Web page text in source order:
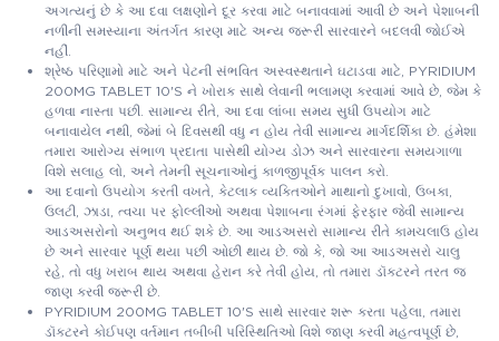
અગત્યનું છે કે આ દવા લક્ષણોને દૂર કરવા માટે બનાવવામાં આવી છે અને પેશાબની
નળીની સમસ્યાના અંતર્ગત કારણ માટે અન્ય જરૂરી સારવારને બદલવી જોઈએ
નહીં.
શ્રેષ્ઠ પરિણામો માટે અને પેટની સંભવિત અસ્વસ્થતાને ઘટાડવા માટે, PYRIDIUM
200MG TABLET 10'S ને ખોરાક સાથે લેવાની ભલામણ કરવામાં આવે છે, જેમ કે
હળવા નાસ્તા પછી. સામાન્ય રીતે, આ દવા લાંબા સમય સુધી ઉપયોગ માટે
બનાવાયેલ નથી, જેમાં બે દિવસથી વધુ ન હોય તેવી સામાન્ય માર્ગદર્શિકા છે. હંમેશા
તમારા આરોગ્ય સંભાળ પ્રદાતા પાસેથી યોગ્ય ડોઝ અને સારવારના સમયગાળા
વિશે સલાહ લો, અને તેમની સૂચનાઓનું કાળજીપૂર્વક પાલન કરો.
આ દવાનો ઉપયોગ કરતી વખતે, કેટલાક વ્યક્તિઓને માથાનો દુખાવો, ઉબકા,
ઉલટી, ઝાડા, ત્વચા પર ફોલ્લીઓ અથવા પેશાબના રંગમાં ફેરફાર જેવી સામાન્ય
આડઅસરોનો અનુભવ થઈ શકે છે. આ આડઅસરો સામાન્ય રીતે કામચલાઉ હોય
છે અને સારવાર પૂર્ણ થયા પછી ઓછી થાય છે. જો કે, જો આ આડઅસરો ચાલુ
રહે, તો વધુ ખરાબ થાય અથવા હેરાન કરે તેવી હોય, તો તમારા ડૉક્ટરને તરત જ
જાણ કરવી જરૂરી છે.
PYRIDIUM 200MG TABLET 10'S સાથે સારવાર શરૂ કરતા પહેલા, તમારા
ડૉક્ટરને કોઈપણ વર્તમાન તબીબી પરિસ્થિતિઓ વિશે જાણ કરવી મહત્વપૂર્ણ છે,